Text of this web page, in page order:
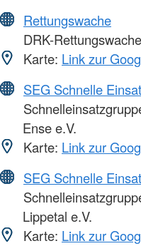
Rettungswache
DRK-
Karte: Link zur
SEG Schnelle
Ense e.V.
Karte: Link zur
SEG Schnelle
Lippetal e.V.
Karte: Link zur